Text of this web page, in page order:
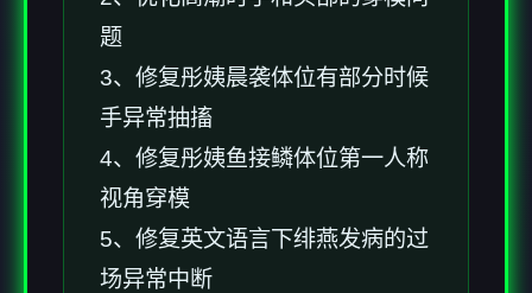
题
3、修复彤姨晨袭体位有部分时候
手异常抽搐
4、修复彤姨鱼接鳞体位第一人称
视角穿模
5、修复英文语言下绯燕发病的过
场异常中断